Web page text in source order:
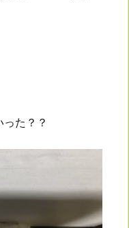
た？？